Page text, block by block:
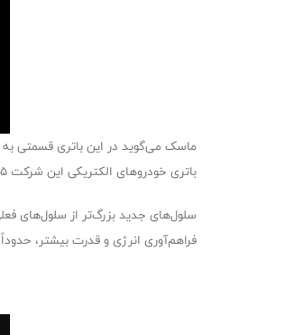
باتری خودروهای الکتریکی این شرکت ۵ برابر ظرفیت انرژی بیشتری خواهند داد، علاوه بر این خودروهای این شرکت را ۶ برابر قدرتمندتر می‌کنند و شعاع حرکتی آن‌ها را ۱۶ درصد بهبود خواهند داد.
فراهم‌آوری انرژی و قدرت بیشتر، حدوداً ۱۴ درصد هزینه هر کیلووات ساعت برق را کاهش می‌دهند.